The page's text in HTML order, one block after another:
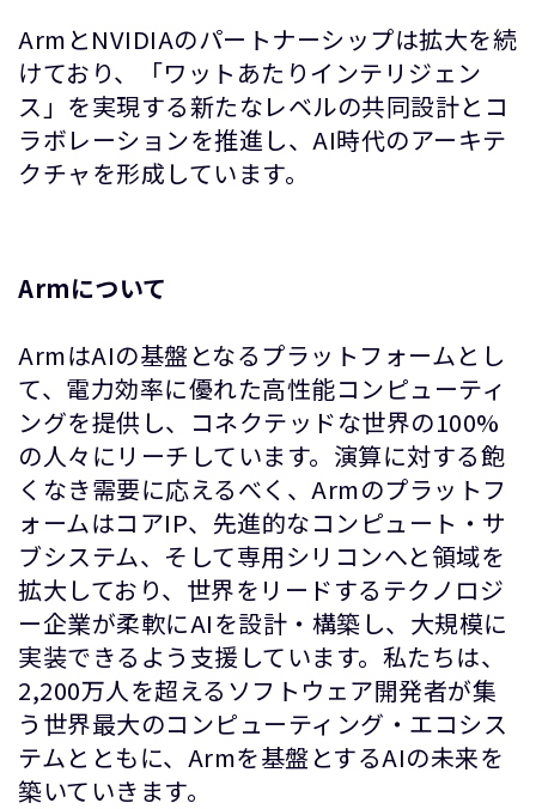
ArmとNVIDIAのパートナーシップは拡大を続
けており、「ワットあたりインテリジェン
ス」を実現する新たなレベルの共同設計とコ
ラボレーションを推進し、AI時代のアーキテ
クチャを形成しています。
Armについて
ArmはAIの基盤となるプラットフォームとし
て、電力効率に優れた高性能コンピューティ
ングを提供し、コネクテッドな世界の100%
の人々にリーチしています。演算に対する飽
くなき需要に応えるべく、Armのプラットフ
ォームはコアIP、先進的なコンピュート・サ
ブシステム、そして専用シリコンへと領域を
拡大しており、世界をリードするテクノロジ
ー企業が柔軟にAIを設計・構築し、大規模に
実装できるよう支援しています。私たちは、
2,200万人を超えるソフトウェア開発者が集
う世界最大のコンピューティング・エコシス
テムとともに、Armを基盤とするAIの未来を
築いていきます。